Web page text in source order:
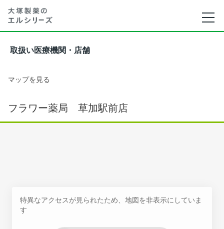
取扱い医療機関・店舗
マップを見る
フラワー薬局 草加駅前店
特異なアクセスが見られたため、地図を非表示にしていま
す